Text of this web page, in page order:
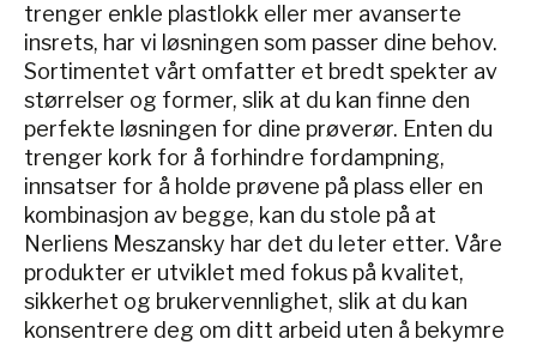
trenger enkle plastlokk eller mer avanserte
insrets, har vi løsningen som passer dine behov.
Sortimentet vårt omfatter et bredt spekter av
størrelser og former, slik at du kan finne den
perfekte løsningen for dine prøverør. Enten du
trenger kork for å forhindre fordampning,
innsatser for å holde prøvene på plass eller en
kombinasjon av begge, kan du stole på at
Nerliens Meszansky har det du leter etter. Våre
produkter er utviklet med fokus på kvalitet,
sikkerhet og brukervennlighet, slik at du kan
konsentrere deg om ditt arbeid uten å bekymre